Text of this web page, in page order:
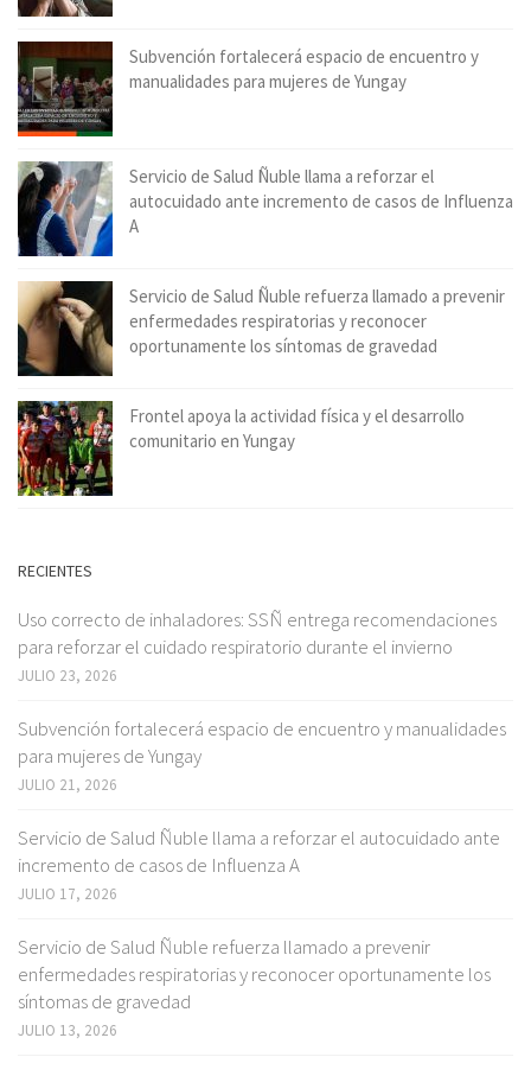
Subvención fortalecerá espacio de encuentro y
manualidades para mujeres de Yungay
Servicio de Salud Ñuble llama a reforzar el
autocuidado ante incremento de casos de Influenza
A
Servicio de Salud Ñuble refuerza llamado a prevenir
enfermedades respiratorias y reconocer
oportunamente los síntomas de gravedad
Frontel apoya la actividad física y el desarrollo
comunitario en Yungay
RECIENTES
Uso correcto de inhaladores: SSÑ entrega recomendaciones
para reforzar el cuidado respiratorio durante el invierno
JULIO 23, 2026
Subvención fortalecerá espacio de encuentro y manualidades
para mujeres de Yungay
JULIO 21, 2026
Servicio de Salud Ñuble llama a reforzar el autocuidado ante
incremento de casos de Influenza A
JULIO 17, 2026
Servicio de Salud Ñuble refuerza llamado a prevenir
enfermedades respiratorias y reconocer oportunamente los
síntomas de gravedad
JULIO 13, 2026